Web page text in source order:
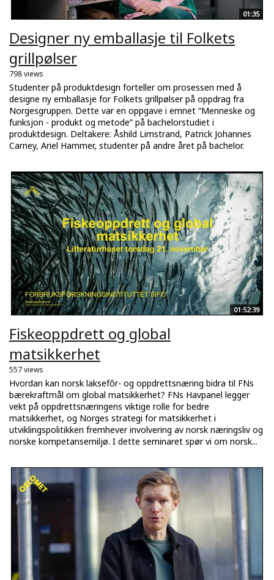
01:35
Designer ny emballasje til Folkets
grillpølser
798 views
Studenter på produktdesign forteller om prosessen med å
designe ny emballasje for Folkets grillpølser på oppdrag fra
Norgesgruppen. Dette var en oppgave i emnet “Menneske og
funksjon - produkt og metode” på bachelorstudiet i
produktdesign. Deltakere: Åshild Limstrand, Patrick Johannes
Carney, Ariel Hammer, studenter på andre året på bachelor.
01:52:39
Fiskeoppdrett og global
matsikkerhet
557 views
Hvordan kan norsk laksefôr- og oppdrettsnæring bidra til FNs
bærekraftmål om global matsikkerhet? FNs Havpanel legger
vekt på oppdrettsnæringens viktige rolle for bedre
matsikkerhet, og Norges strategi for matsikkerhet i
utviklingspolitikken fremhever involvering av norsk næringsliv og
norske kompetansemiljø. I dette seminaret spør vi om norsk...